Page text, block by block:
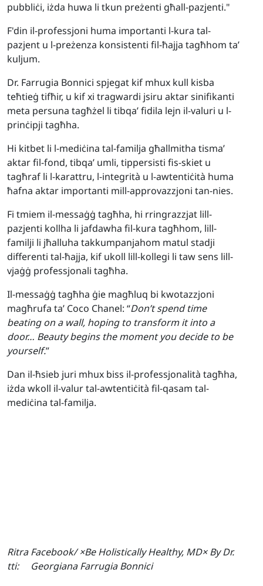
pubbliċi, iżda huwa li tkun preżenti għall-pazjenti."
F'din il-professjoni huma importanti l-kura tal-
pazjent u l-preżenza konsistenti fil-ħajja tagħhom ta’
kuljum.
Dr. Farrugia Bonnici spjegat kif mhux kull kisba
teħtieġ tifħir, u kif xi tragwardi jsiru aktar sinifikanti
meta persuna tagħżel li tibqa’ fidila lejn il-valuri u l-
prinċipji tagħha.
Hi kitbet li l-mediċina tal-familja għallmitha tisma’
aktar fil-fond, tibqa’ umli, tippersisti fis-skiet u
tagħraf li l-karattru, l-integrità u l-awtentiċità huma
ħafna aktar importanti mill-approvazzjoni tan-nies.
Fi tmiem il-messaġġ tagħha, hi rringrazzjat lill-
pazjenti kollha li jafdawha fil-kura tagħhom, lill-
familji li jħalluha takkumpanjahom matul stadji
differenti tal-ħajja, kif ukoll lill-kollegi li taw sens lill-
vjaġġ professjonali tagħha.
Il-messaġġ tagħha ġie magħluq bi kwotazzjoni
magħrufa ta’ Coco Chanel: “Don’t spend time
beating on a wall, hoping to transform it into a
door… Beauty begins the moment you decide to be
yourself.”
Dan il-ħsieb juri mhux biss il-professjonalità tagħha,
iżda wkoll il-valur tal-awtentiċità fil-qasam tal-
mediċina tal-familja.
Ritra
tti:
Facebook/ ×Be Holistically Healthy, MD× By Dr.
Georgiana Farrugia Bonnici